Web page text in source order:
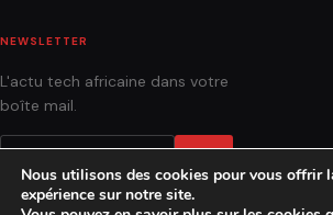
NEWSLETTER
L'actu tech africaine dans votre
boîte mail.
Nous utilisons des cookies pour vous offrir
expérience sur notre site.